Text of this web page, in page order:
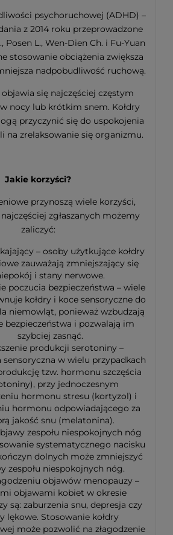
psychoruchowej (ADHD) –
z 2014 roku przeprowadzone
Posen L., Wen-Dien Ch. i Fu-Yuan
stosowanie obciążenia zwiększa
nadpobudliwość ruchową.
objawia się najczęściej częstym
nocy lub krótkim snem. Kołdry
przyczynić się do uspokojenia
na zrelaksowanie się organizmu.
Jakie korzyści?
przynoszą wiele korzyści,
zgłaszanych możemy
zaliczyć:
– osoby użytkujące kołdry
zauważają zmniejszający się
i stany nerwowe.
poczucia bezpieczeństwa – wiele
kołdry i koce sensoryczne do
niemowląt, ponieważ wzbudzają
bezpieczeństwa i pozwalają im
szybciej zasnąć.
produkcji serotoniny –
w wielu przypadkach
tzw. hormonu szczęścia
przy jednoczesnym
hormonu stresu (kortyzol) i
hormonu odpowiadającego za
jakość snu (melatonina).
zespołu niespokojnych nóg
systematycznego nacisku
dolnych może zmniejszyć
zespołu niespokojnych nóg.
objawów menopauzy –
objawami kobiet w okresie
są: zaburzenia snu, depresja czy
lękowe. Stosowanie kołdry
może pozwolić na złagodzenie